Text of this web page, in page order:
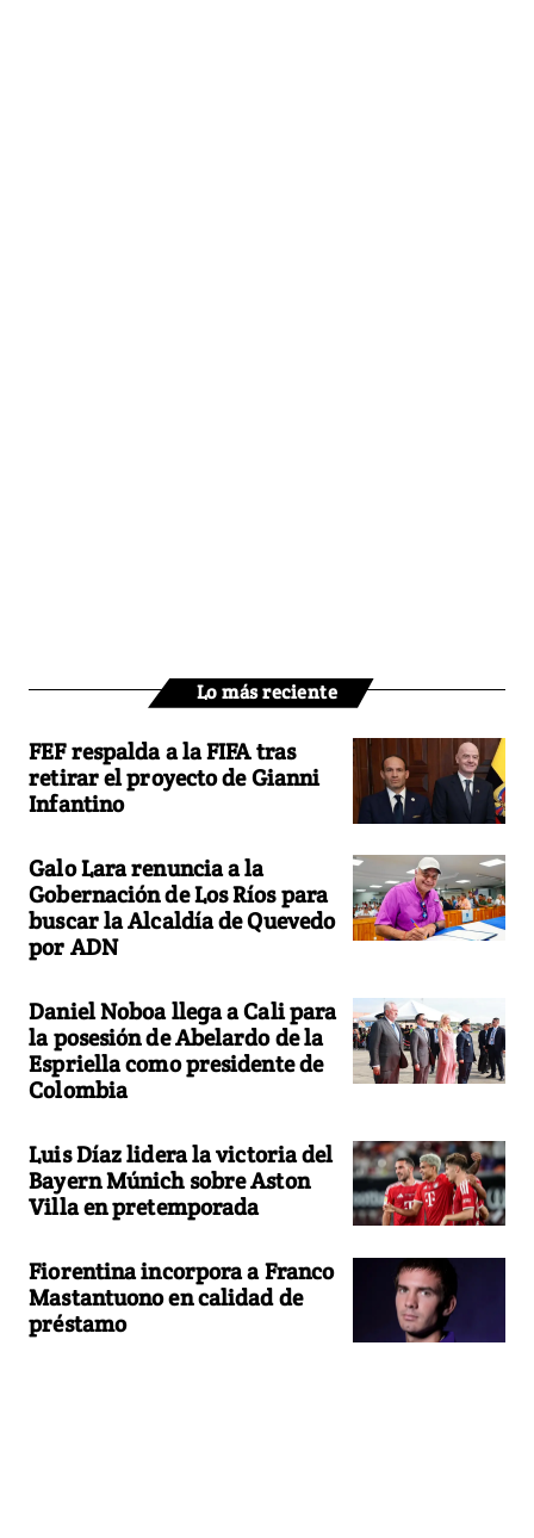
Lo más reciente
FEF respalda a la FIFA tras
retirar el proyecto de Gianni
Infantino
Galo Lara renuncia a la
Gobernación de Los Ríos para
buscar la Alcaldía de Quevedo
por ADN
Daniel Noboa llega a Cali para
la posesión de Abelardo de la
Espriella como presidente de
Colombia
Luis Díaz lidera la victoria del
Bayern Múnich sobre Aston
Villa en pretemporada
Fiorentina incorpora a Franco
Mastantuono en calidad de
préstamo